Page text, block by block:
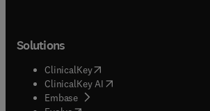
Solutions
ClinicalKey(opens in new tab/window
ClinicalKey AI opens in new tab/window
Embase( opens in new tab/window